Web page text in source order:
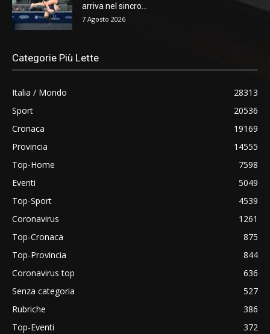
arriva nel sincro...
7 Agosto 2026
Categorie Più Lette
Italia / Mondo
28313
Sport
20536
Cronaca
19169
Provincia
14555
Top-Home
7598
Eventi
5049
Top-Sport
4539
Coronavirus
1261
Top-Cronaca
875
Top-Provincia
844
Coronavirus top
636
Senza categoria
527
Rubriche
386
Top-Eventi
372